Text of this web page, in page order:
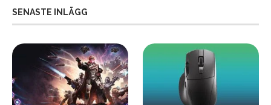
SENASTE INLÄGG